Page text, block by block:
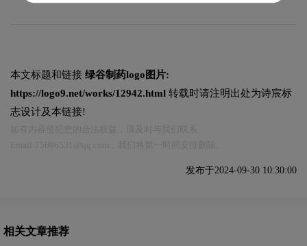
本文标题和链接 绿谷制药logo图片:
https://logo9.net/works/12942.html 转载时请注明出处为诗宸标
志设计及本链接!
发布于2024-09-30 10:30:00
相关文章推荐